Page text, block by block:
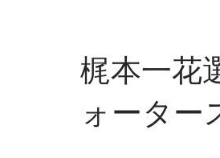
梶本一花
ォーター